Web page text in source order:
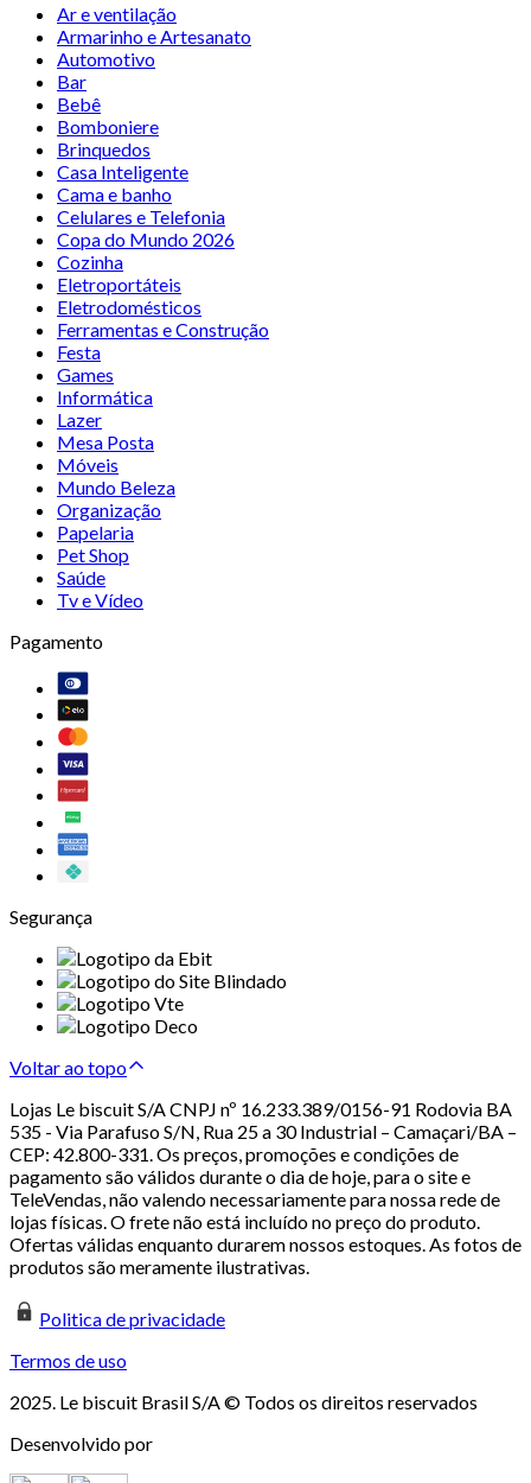
Ar e ventilação
Armarinho e Artesanato
Automotivo
Bar
Bebê
Bomboniere
Brinquedos
Casa Inteligente
Cama e banho
Celulares e Telefonia
Copa do Mundo 2026
Cozinha
Eletroportáteis
Eletrodomésticos
Ferramentas e Construção
Festa
Games
Informática
Lazer
Mesa Posta
Móveis
Mundo Beleza
Organização
Papelaria
Pet Shop
Saúde
Tv e Vídeo
Pagamento
Segurança
Voltar ao topo
Lojas Le biscuit S/A CNPJ nº 16.233.389/0156-91 Rodovia BA
535 - Via Parafuso S/N, Rua 25 a 30 Industrial – Camaçari/BA –
CEP: 42.800-331. Os preços, promoções e condições de
pagamento são válidos durante o dia de hoje, para o site e
TeleVendas, não valendo necessariamente para nossa rede de
lojas físicas. O frete não está incluído no preço do produto.
Ofertas válidas enquanto durarem nossos estoques. As fotos de
produtos são meramente ilustrativas.
Politica de privacidade
Termos de uso
2025. Le biscuit Brasil S/A © Todos os direitos reservados
Desenvolvido por